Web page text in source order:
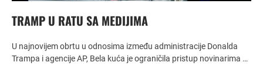
TRAMP U RATU SA MEDIJIMA
U najnovijem obrtu u odnosima između administracije Donalda
Trampa i agencije AP, Bela kuća je ograničila pristup novinarima …